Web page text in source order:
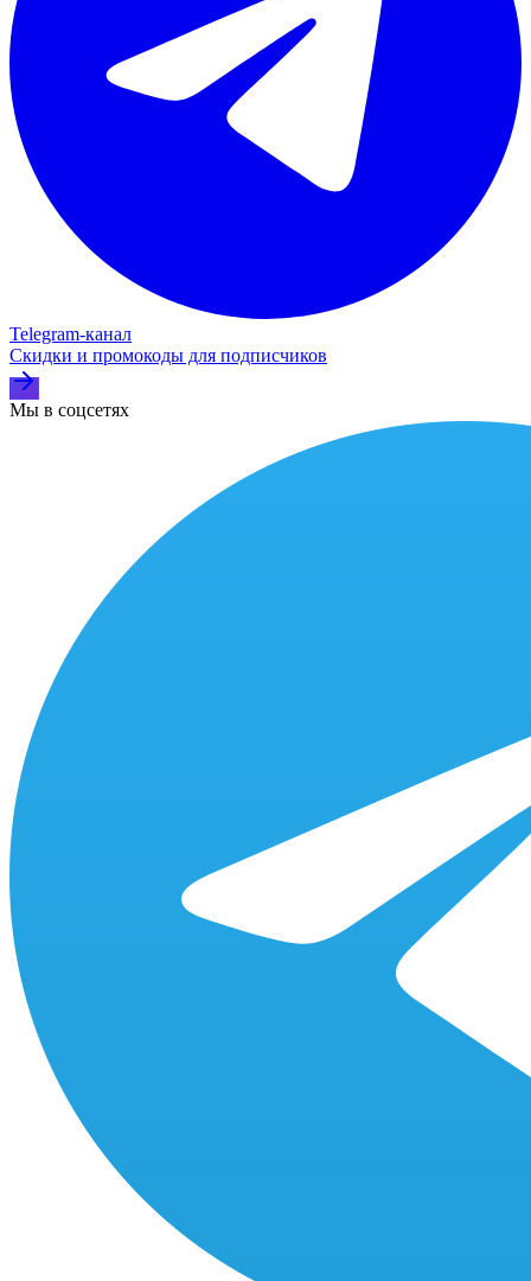
Telegram‑канал
Скидки и промокоды для подписчиков
Мы в соцсетях